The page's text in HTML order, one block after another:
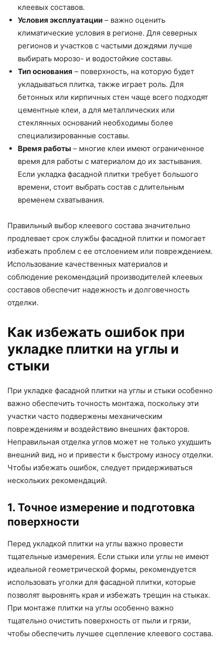
клеевых составов.
Условия эксплуатации – важно оценить
климатические условия в регионе. Для северных
регионов и участков с частыми дождями лучше
выбирать морозо- и водостойкие составы.
Тип основания – поверхность, на которую будет
укладываться плитка, также играет роль. Для
бетонных или кирпичных стен чаще всего подходят
цементные клеи, а для металлических или
стеклянных оснований необходимы более
специализированные составы.
Время работы – многие клеи имеют ограниченное
время для работы с материалом до их застывания.
Если укладка фасадной плитки требует большого
времени, стоит выбрать состав с длительным
временем схватывания.
Правильный выбор клеевого состава значительно
продлевает срок службы фасадной плитки и помогает
избежать проблем с ее отслоением или повреждением.
Использование качественных материалов и
соблюдение рекомендаций производителей клеевых
составов обеспечит надежность и долговечность
отделки.
Как избежать ошибок при
укладке плитки на углы и
стыки
При укладке фасадной плитки на углы и стыки особенно
важно обеспечить точность монтажа, поскольку эти
участки часто подвержены механическим
повреждениям и воздействию внешних факторов.
Неправильная отделка углов может не только ухудшить
внешний вид, но и привести к быстрому износу отделки.
Чтобы избежать ошибок, следует придерживаться
нескольких рекомендаций.
1. Точное измерение и подготовка
поверхности
Перед укладкой плитки на углы важно провести
тщательные измерения. Если стыки или углы не имеют
идеальной геометрической формы, рекомендуется
использовать уголки для фасадной плитки, которые
позволят выровнять края и избежать трещин на стыках.
При монтаже плитки на углы особенно важно
тщательно очистить поверхность от пыли и грязи,
чтобы обеспечить лучшее сцепление клеевого состава.